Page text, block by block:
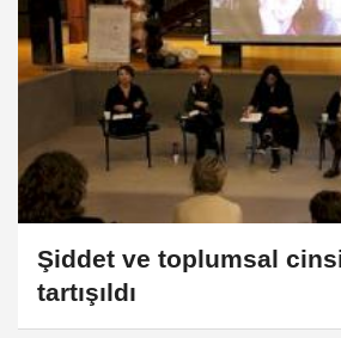
Şiddet ve toplumsal
tartışıldı